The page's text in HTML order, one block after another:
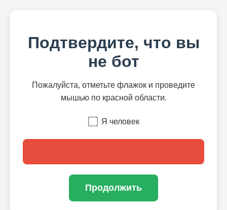
Подтвердите, что вы
не бот
Пожалуйста, отметьте флажок и проведите
мышью по красной области.
Я человек
Продолжить